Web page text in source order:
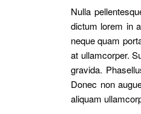
Nulla
dictum lorem in
neque quam
at ullamcorper.
gravida.
Donec non
aliquam